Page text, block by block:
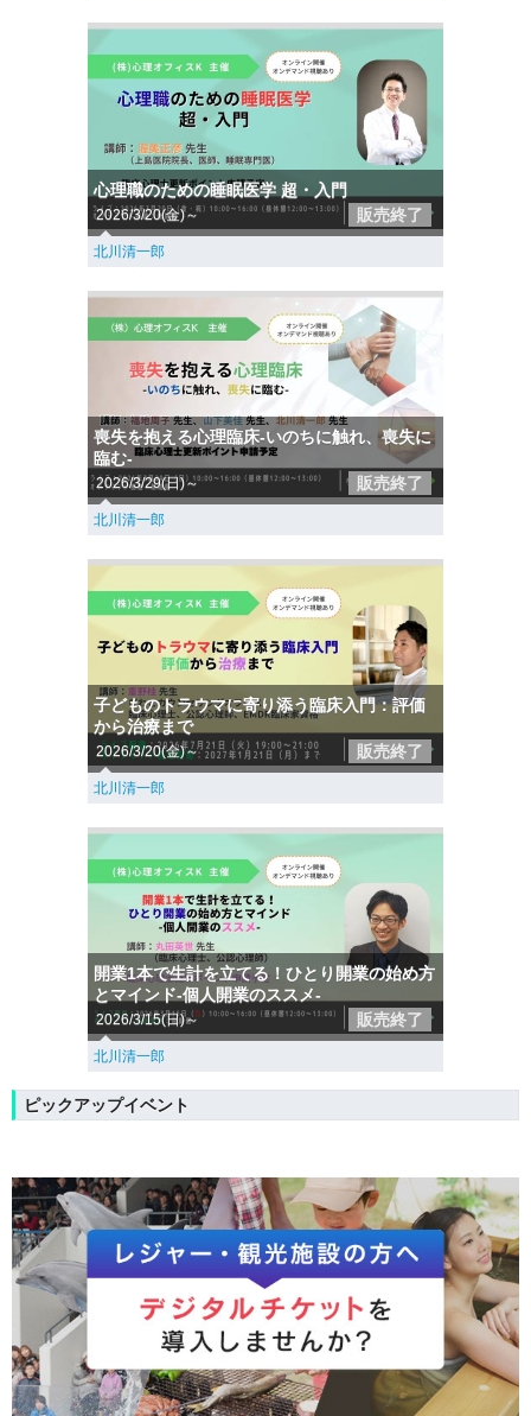
心理職のための睡眠医学 超・入門
2026/3/20(金)～ 販売終了
北川清一郎
喪失を抱える心理臨床-いのちに触れ、喪失に
臨む-
2026/3/29(日)～ 販売終了
北川清一郎
子どものトラウマに寄り添う臨床入門：評価
から治療まで
2026/3/20(金)～ 販売終了
北川清一郎
開業1本で生計を立てる！ひとり開業の始め方
とマインド-個人開業のススメ-
2026/3/15(日)～ 販売終了
北川清一郎
ピックアップイベント